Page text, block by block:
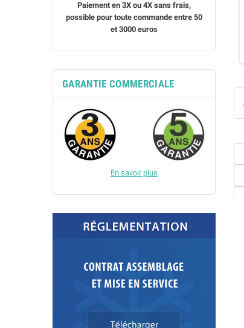
Paiement en 3X ou 4X sans frais,
possible pour toute commande entre 50
et 3000 euros
GARANTIE COMMERCIALE
En savoir plus